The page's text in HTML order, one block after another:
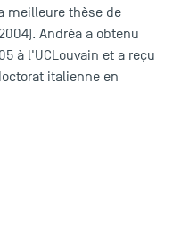
meilleure thèse de
Andréa a obtenu
à l'UCLouvain et a reçu
italienne en